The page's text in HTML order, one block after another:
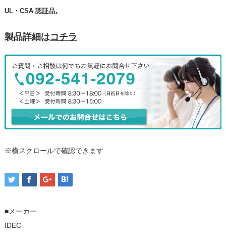
UL・CSA 認証品。
製品詳細はコチラ
※横スクロールで確認できます
■メーカー
IDEC